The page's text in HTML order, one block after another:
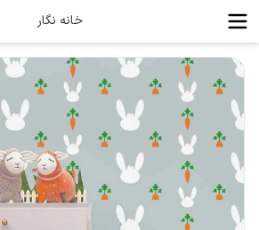
خانه نگار